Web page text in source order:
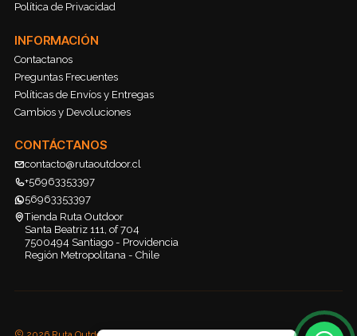
Política de Privacidad
INFORMACIÓN
Contactanos
Preguntas Frecuentes
Políticas de Envíos y Entregas
Cambios y Devoluciones
CONTÁCTANOS
contacto@rutaoutdoor.cl
+56963353397
56963353397
Tienda Ruta Outdoor
Santa Beatriz 111, of 704
7500494 Santiago - Providencia
Región Metropolitana - Chile